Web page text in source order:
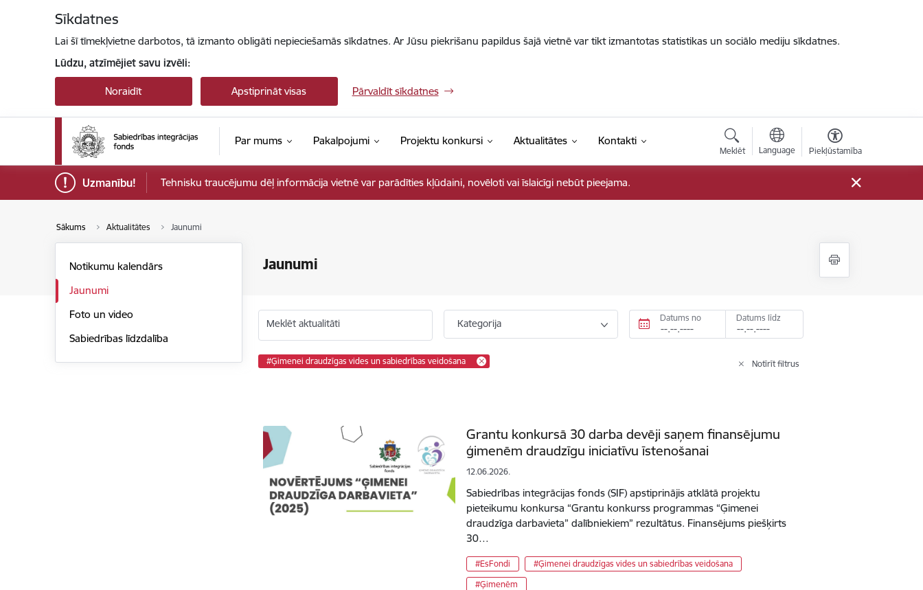
Sīkdatnes
Lai šī tīmekļvietne darbotos, tā izmanto obligāti nepieciešamās sīkdatnes. Ar Jūsu piekrišanu papildus šajā vietnē var tikt izmantotas statistikas un sociālo mediju sīkdatnes.
Lūdzu, atzīmējiet savu izvēli:
Noraidīt Apstiprināt visas Pārvaldīt sīkdatnes
Par mums Pakalpojumi Projektu konkursi Aktualitātes Kontakti
Meklēt Language Piekļūstamība
Uzmanību! Tehnisku traucējumu dēļ informācija vietnē var parādīties kļūdaini, novēloti vai īslaicīgi nebūt pieejama.
Sākums Aktualitātes Jaunumi
Jaunumi
Notikumu kalendārs
Jaunumi
Foto un video
Sabiedrības līdzdalība
Meklēt aktualitāti Kategorija Datums no Datums līdz
#Ģimenei draudzīgas vides un sabiedrības veidošana Notīrīt filtrus
Grantu konkursā 30 darba devēji saņem finansējumu
ģimenēm draudzīgu iniciatīvu īstenošanai
12.06.2026.
Sabiedrības integrācijas fonds (SIF) apstiprinājis atklātā projektu
pieteikumu konkursa “Grantu konkurss programmas “Ģimenei
draudzīga darbavieta” dalībniekiem” rezultātus. Finansējums piešķirts
30…
#EsFondi
#Ģimenei draudzīgas vides un sabiedrības veidošana
#Ģimenēm